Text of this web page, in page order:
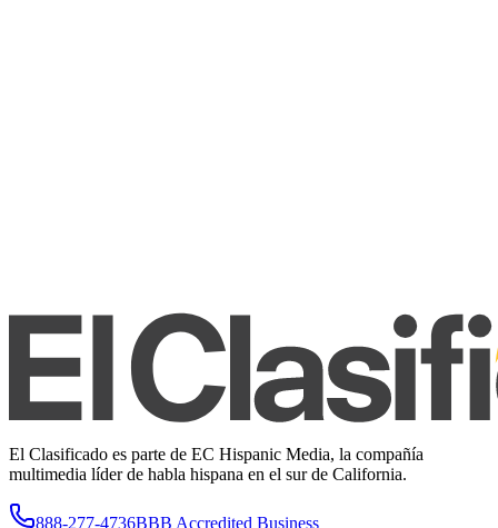
El Clasificado es parte de EC Hispanic Media, la compañía
multimedia líder de habla hispana en el sur de California.
888-277-4736BBB Accredited Business